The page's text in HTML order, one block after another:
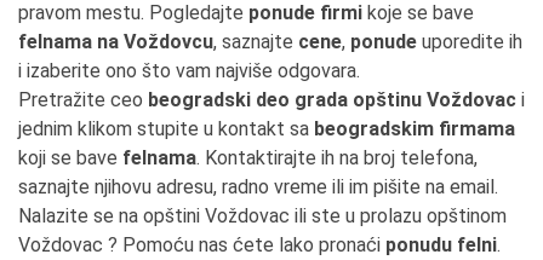
pravom mestu. Pogledajte ponude firmi koje se bave
felnama na Voždovcu, saznajte cene, ponude uporedite ih
i izaberite ono što vam najviše odgovara.
Pretražite ceo beogradski deo grada opštinu Voždovac i
jednim klikom stupite u kontakt sa beogradskim firmama
koji se bave felnama. Kontaktirajte ih na broj telefona,
saznajte njihovu adresu, radno vreme ili im pišite na email.
Nalazite se na opštini Voždovac ili ste u prolazu opštinom
Voždovac ? Pomoću nas ćete lako pronaći ponudu felni.